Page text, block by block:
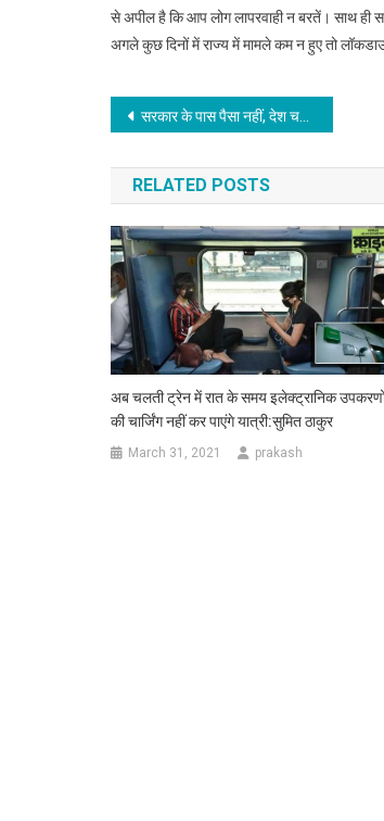
से अपील है कि आप लोग लापरवाही न बरतें। साथ ही
अगले कुछ दिनों में राज्य में मामले कम न हुए तो
Post
navigation
सरकार के पास पैसा नहीं, देश चलाने के लिए जनता की जेब से जबरन निकाल रही: राहुल
RELATED POSTS
अब चलती ट्रेन में रात के समय इलेक्ट्रानिक
की चार्जिंग नहीं कर पाएंगे यात्री:सुमित ठाकुर
March 31, 2021 prakash